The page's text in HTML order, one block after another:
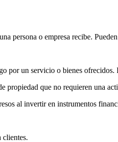
persona o empresa recibe.
por un servicio o bienes
propiedad que no requieren una
al invertir en instrumentos
clientes.